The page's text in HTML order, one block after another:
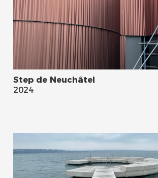
Step de Neuchâtel
2024